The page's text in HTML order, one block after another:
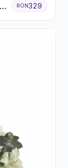
RON329